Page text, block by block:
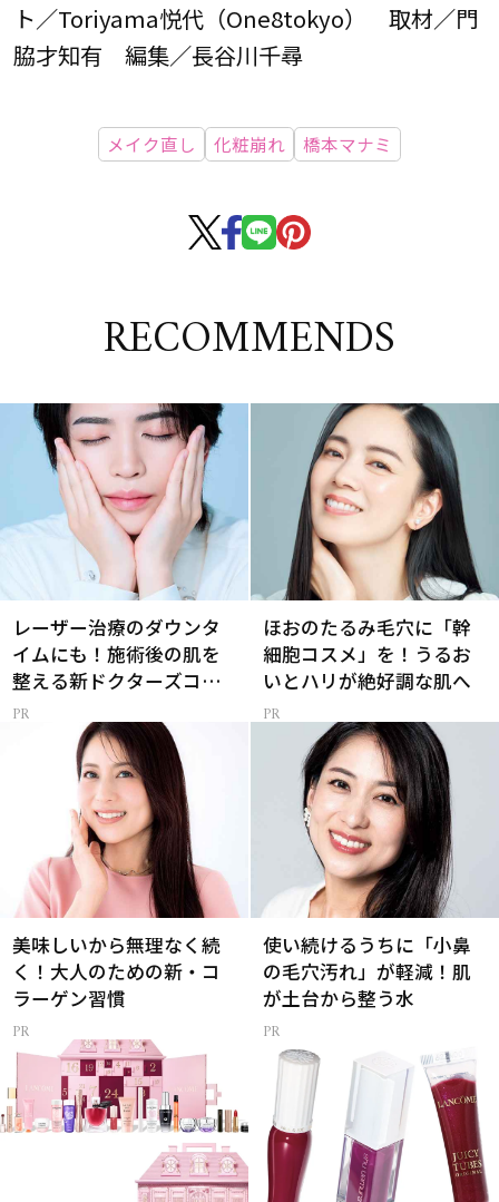
ト／Toriyama悦代（One8tokyo） 取材／門
脇才知有 編集／長谷川千尋
メイク直し 化粧崩れ 橋本マナミ
RECOMMENDS
レーザー治療のダウンタ
イムにも！施術後の肌を
整える新ドクターズコス
メ
ほおのたるみ毛穴に「幹
細胞コスメ」を！うるお
いとハリが絶好調な肌へ
美味しいから無理なく続
く！大人のための新・コ
ラーゲン習慣
使い続けるうちに「小鼻
の毛穴汚れ」が軽減！肌
が土台から整う水